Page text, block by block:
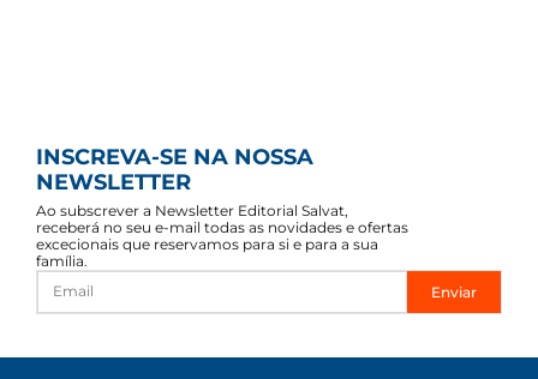
INSCREVA-SE NA NOSSA
NEWSLETTER
Ao subscrever a Newsletter Editorial Salvat,
receberá no seu e-mail todas as novidades e ofertas
excecionais que reservamos para si e para a sua
família.
Enviar